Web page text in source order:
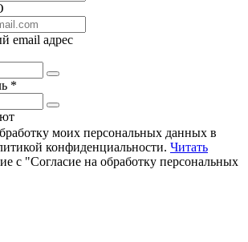
email адрес
*
моих персональных данных в
конфиденциальности. Читать
с "Согласие на обработку персональных